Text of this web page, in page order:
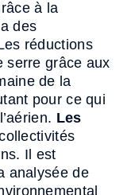
à la
des
réductions
serre grâce aux
de la
pour ce qui
Les
Il est
analysée de